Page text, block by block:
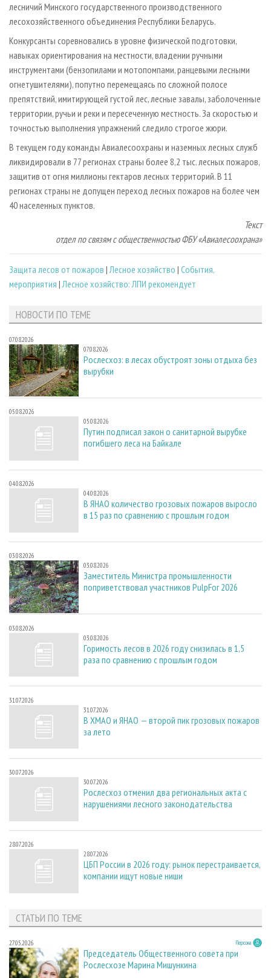
лесничий Минского государственного производственного
лесохозяйственного объединения Республики Беларусь.
Конкурсанты соревновались в уровне физической подготовки,
навыках ориентирования на местности, владении ручными
инструментами (бензопилами и мотопомпами, ранцевыми лесными
огнетушителями), попутно перемещаясь по сложной полосе
препятствий, имитирующей густой лес, лесные завалы, заболоченные
территории, ручьи и реки и пересеченную местность. За скоростью и
точностью выполнения упражнений следило строгое жюри.
В текущем году команды Авиалесоохраны и наземных лесных служб
ликвидировали в 77 регионах страны более 8,2 тыс. лесных пожаров,
защитив от огня миллионы гектаров лесных территорий. В 11
регионах страны не допущен переход лесных пожаров на более чем
40 населенных пунктов.
Текст
отдел по связям c общественностью ФБУ «Авиалесоохрана»
Защита лесов от пожаров |Лесное хозяйство | События,
мероприятия |Лесное хозяйство: ЛПИ рекомендует
НОВОСТИ ПО ТЕМЕ
07.08.2026
07.08.2026
Рослесхоз: в лесах обустроят зоны отдыха без
вырубки
05.08.2026
05.08.2026
Путин подписал закон о санитарной вырубке
погибшего леса на Байкале
04.08.2026
04.08.2026
В ЯНАО количество грозовых пожаров выросло
в 15 раз по сравнению с прошлым годом
03.08.2026
03.08.2026
Заместитель Министра промышленности
поприветствовал участников PulpFor 2026
03.08.2026
03.08.2026
Горимость лесов в 2026 году снизилась в 1,5
раза по сравнению с прошлым годом
31.07.2026
31.07.2026
В ХМАО и ЯНАО — второй пик грозовых пожаров
за лето
30.07.2026
30.07.2026
Рослесхоз отменил два региональных акта с
нарушениями лесного законодательства
28.07.2026
28.07.2026
ЦБП России в 2026 году: рынок перестраивается,
компании ищут новые ниши
СТАТЬИ ПО ТЕМЕ
27.05.2026 Персона
Председатель Общественного совета при
Рослесхозе Марина Мишункина